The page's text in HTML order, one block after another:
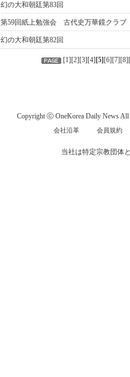
幻の大和朝廷第83回
第59回紙上勉強会 古代史万華鏡クラブ
幻の大和朝廷第82回
[1][2][3][4] [5] [6][7][8][
Copyright ⓒ OneKorea Daily News All
会社沿革 会員規約
当社は特定宗教団体